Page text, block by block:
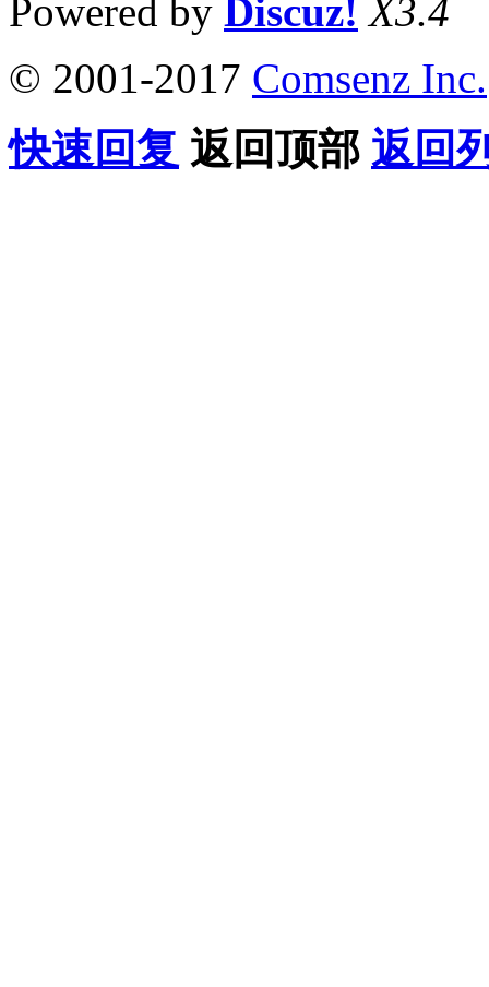
Powered by Discuz! X3.4
© 2001-2017 Comsenz Inc.
快速回复 返回顶部 返回